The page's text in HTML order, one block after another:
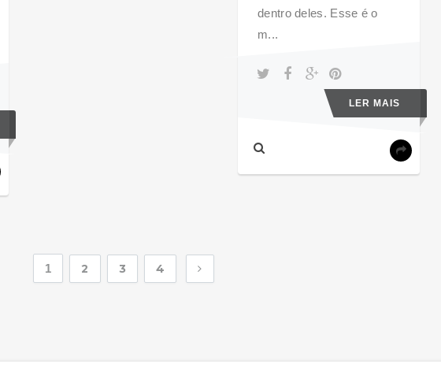
dentro deles. Esse é o
m...
LER MAIS
1 2 3 4